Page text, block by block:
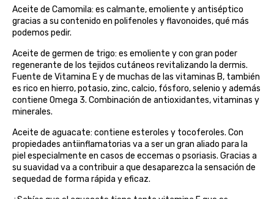
Aceite de Camomila: es calmante, emoliente y antiséptico
gracias a su contenido en polifenoles y flavonoides, qué más
podemos pedir.
Aceite de germen de trigo: es emoliente y con gran poder
regenerante de los tejidos cutáneos revitalizando la dermis.
Fuente de Vitamina E y de muchas de las vitaminas B, también
es rico en hierro, potasio, zinc, calcio, fósforo, selenio y además
contiene Omega 3. Combinación de antioxidantes, vitaminas y
minerales.
Aceite de aguacate: contiene esteroles y tocoferoles. Con
propiedades antiinflamatorias va a ser un gran aliado para la
piel especialmente en casos de eccemas o psoriasis. Gracias a
su suavidad va a contribuir a que desaparezca la sensación de
sequedad de forma rápida y eficaz.
biobel
biobio
biocop
biofloral
biolasi
biomix